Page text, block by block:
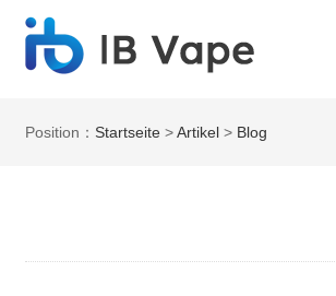
Position： Startseite >Artikel > Blog